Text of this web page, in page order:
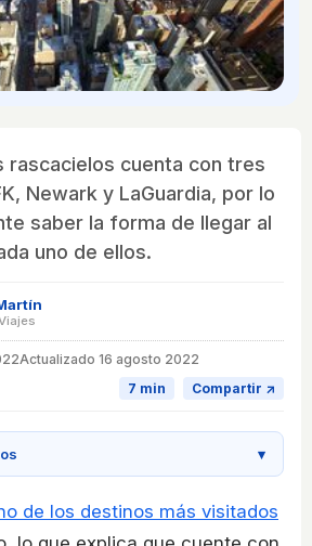
rascacielos cuenta con tres
Newark y LaGuardia, por lo
saber la forma de llegar al
uno de ellos.
Actualizado 16 agosto 2022
7 min
Compartir ↗
▾
de los destinos más visitados